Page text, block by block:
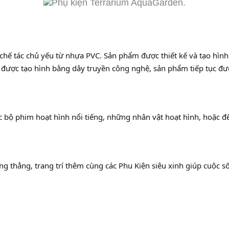
tác chủ yếu từ nhựa PVC. Sản phẩm được thiết kế và tạo
tạo hình bằng dây truyền công nghệ, sản phẩm tiếp tục
phim hoạt hình nổi tiếng, những nhân vật hoạt hình, hoặc
thẳng, trang trí thêm cùng các Phu Kiện siêu xinh giúp cuộc